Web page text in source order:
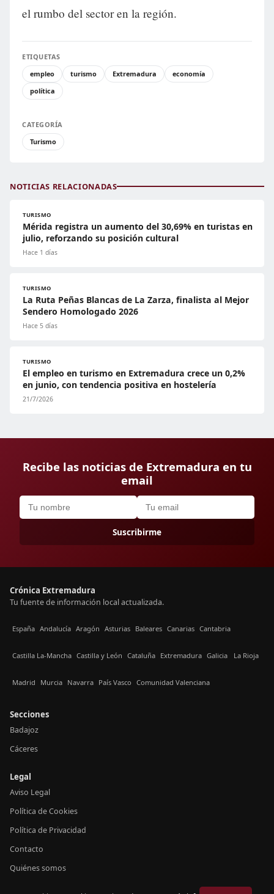
el rumbo del sector en la región.
ETIQUETAS
empleo
turismo Extremadura
economía
política
CATEGORÍA
Turismo
NOTICIAS RELACIONADAS
TURISMO
Mérida registra un aumento del 30,69% en turistas en
julio, reforzando su posición cultural
Hace 1 días
TURISMO
La Ruta Peñas Blancas de La Zarza, finalista al Mejor
Sendero Homologado 2026
Hace 5 días
TURISMO
El empleo en turismo en Extremadura crece un 0,2%
en junio, con tendencia positiva en hostelería
21/7/2026
Recibe las noticias de Extremadura en tu
email
Suscribirme
Crónica Extremadura
Tu fuente de información local actualizada.
España Andalucía Aragón Asturias Baleares Canarias Cantabria
Castilla La-Mancha Castilla y León Cataluña Extremadura Galicia La Rioja
Madrid Murcia Navarra País Vasco Comunidad Valenciana
Secciones
Badajoz
Cáceres
Legal
Aviso Legal
Política de Cookies
Política de Privacidad
Contacto
Quiénes somos